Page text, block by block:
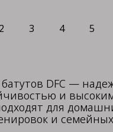
2 3 4 5
DFC —
и
для
и